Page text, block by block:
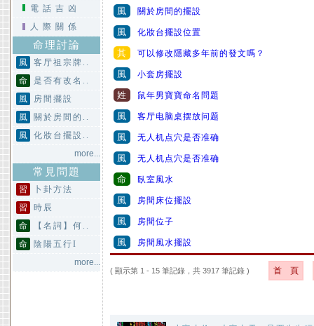
電話吉凶
人際關係
命理討論
風
客厅祖宗牌..
命
是否有改名..
風
房間擺設
風
關於房間的..
風
化妝台擺設..
more...
常見問題
習
卜卦方法
習
時辰
命
【名詞】何..
命
陰陽五行I
more...
風 關於房間的擺設
風 化妝台擺設位置
其 可以修改隱藏多年前的發文嗎？
風 小套房擺設
姓 鼠年男寶寶命名問題
風 客厅电脑桌摆放问题
風 无人机点穴是否准确
風 无人机点穴是否准确
命 臥室風水
風 房間床位擺設
風 房間位子
風 房間風水擺設
( 顯示第 1 - 15 筆記錄，共 3917 筆記錄 ) 首 頁